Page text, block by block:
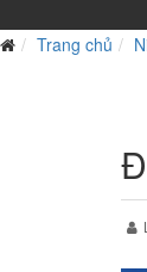
Trang chủ